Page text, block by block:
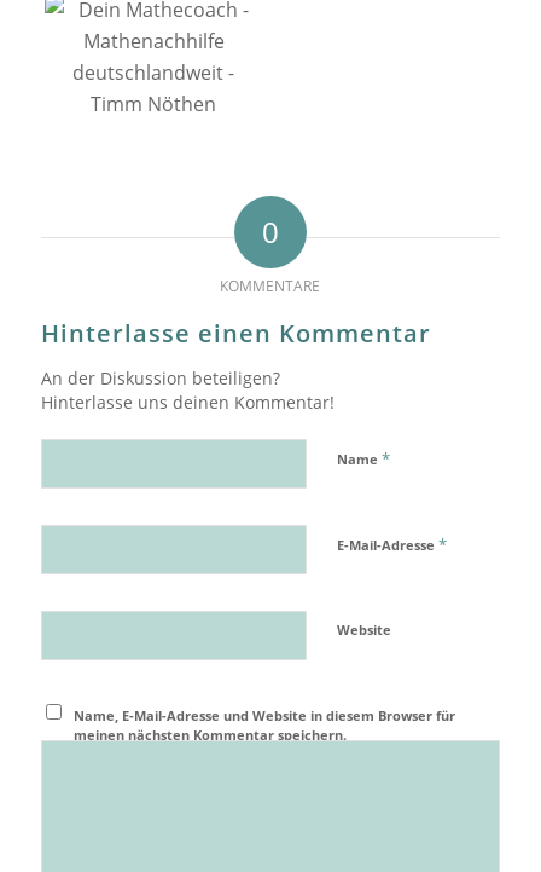
0
KOMMENTARE
Hinterlasse einen Kommentar
An der Diskussion beteiligen?
Hinterlasse uns deinen Kommentar!
Name *
E-Mail-Adresse *
Website
Name, E-Mail-Adresse und Website in diesem Browser für
meinen nächsten Kommentar speichern.